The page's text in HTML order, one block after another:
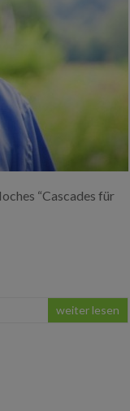
“Cascades für
weiter lesen